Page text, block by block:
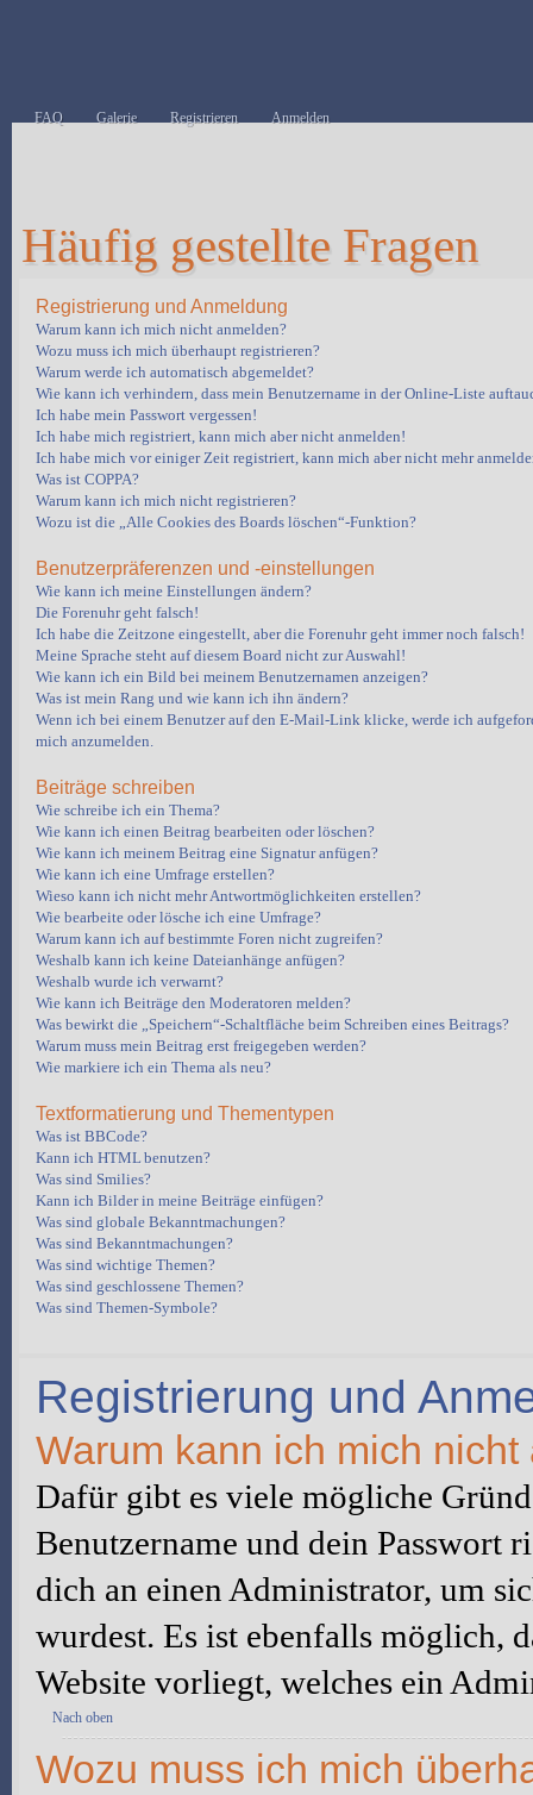
FAQ Galerie Registrieren Anmelden
Häufig gestellte Fragen
Registrierung und Anmeldung
Warum kann ich mich nicht anmelden?
Wozu muss ich mich überhaupt registrieren?
Warum werde ich automatisch abgemeldet?
Wie kann ich verhindern, dass mein Benutzername in der Online-Liste
Ich habe mein Passwort vergessen!
Ich habe mich registriert, kann mich aber nicht anmelden!
Ich habe mich vor einiger Zeit registriert, kann mich aber nicht mehr
Was ist COPPA?
Warum kann ich mich nicht registrieren?
Wozu ist die „Alle Cookies des Boards löschen“-Funktion?
Benutzerpräferenzen und -einstellungen
Wie kann ich meine Einstellungen ändern?
Die Forenuhr geht falsch!
Ich habe die Zeitzone eingestellt, aber die Forenuhr geht immer noch falsch!
Meine Sprache steht auf diesem Board nicht zur Auswahl!
Wie kann ich ein Bild bei meinem Benutzernamen anzeigen?
Was ist mein Rang und wie kann ich ihn ändern?
Wenn ich bei einem Benutzer auf den E-Mail-Link klicke, werde ich
mich anzumelden.
Beiträge schreiben
Wie schreibe ich ein Thema?
Wie kann ich einen Beitrag bearbeiten oder löschen?
Wie kann ich meinem Beitrag eine Signatur anfügen?
Wie kann ich eine Umfrage erstellen?
Wieso kann ich nicht mehr Antwortmöglichkeiten erstellen?
Wie bearbeite oder lösche ich eine Umfrage?
Warum kann ich auf bestimmte Foren nicht zugreifen?
Weshalb kann ich keine Dateianhänge anfügen?
Weshalb wurde ich verwarnt?
Wie kann ich Beiträge den Moderatoren melden?
Was bewirkt die „Speichern“-Schaltfläche beim Schreiben eines Beitrags?
Warum muss mein Beitrag erst freigegeben werden?
Wie markiere ich ein Thema als neu?
Textformatierung und Thementypen
Was ist BBCode?
Kann ich HTML benutzen?
Was sind Smilies?
Kann ich Bilder in meine Beiträge einfügen?
Was sind globale Bekanntmachungen?
Was sind Bekanntmachungen?
Was sind wichtige Themen?
Was sind geschlossene Themen?
Was sind Themen-Symbole?
Registrierung und
Warum kann ich mich nicht
Dafür gibt es viele mögliche
Benutzername und dein Passwort
dich an einen Administrator, um
wurdest. Es ist ebenfalls möglich,
Website vorliegt, welches ein
Nach oben
Wozu muss ich mich